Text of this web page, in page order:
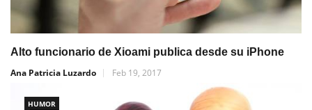
Alto funcionario de Xioami publica desde su iPhone
Ana Patricia Luzardo
Feb 19, 2017
HUMOR